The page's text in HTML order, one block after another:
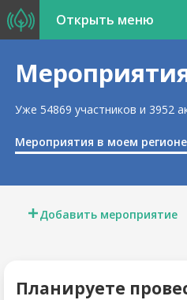
Открыть меню
Мероприятия
Обучение
Уже 54869 участников и 3952
Мероприятия в моем регионе
Добавить мероприятие
Планируете